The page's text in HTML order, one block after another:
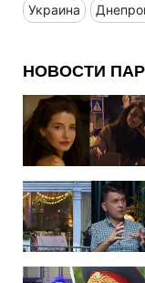
Украина